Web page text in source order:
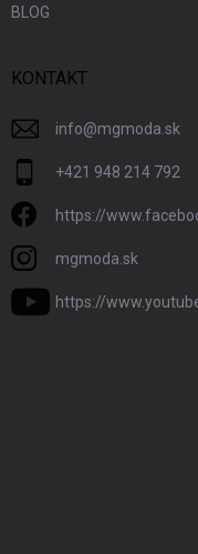
BLOG
KONTAKT
info@mgmoda.sk
+421 948 214 792
https://
mgmoda.sk
https://